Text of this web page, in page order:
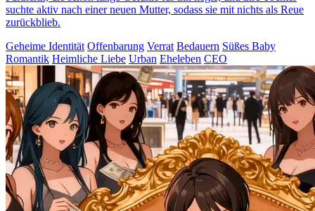
suchte aktiv nach einer neuen Mutter, sodass sie mit nichts als Reue
zurückblieb.
Geheime Identität Offenbarung Verrat Bedauern Süßes Baby
Romantik Heimliche Liebe Urban Eheleben CEO